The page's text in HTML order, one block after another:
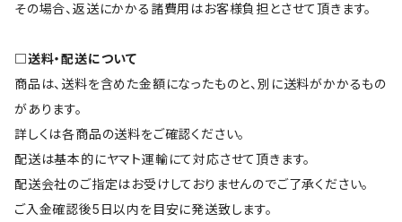
その場合、返送にかかる諸費用はお客様負担とさせて頂きます。
□送料・配送について
商品は、送料を含めた金額になったものと、別に送料がかかるもの
があります。
詳しくは各商品の送料をご確認ください。
配送は基本的にヤマト運輸にて対応させて頂きます。
配送会社のご指定はお受けしておりませんのでご了承ください。
ご入金確認後5日以内を目安に発送致します。